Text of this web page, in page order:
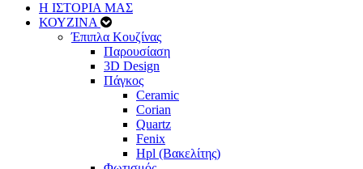
Η ΙΣΤΟΡΙΑ ΜΑΣ
ΚΟΥΖΙΝΑ
Έπιπλα Κουζίνας
Παρουσίαση
3D Design
Πάγκος
Ceramic
Corian
Quartz
Fenix
Hpl (Βακελίτης)